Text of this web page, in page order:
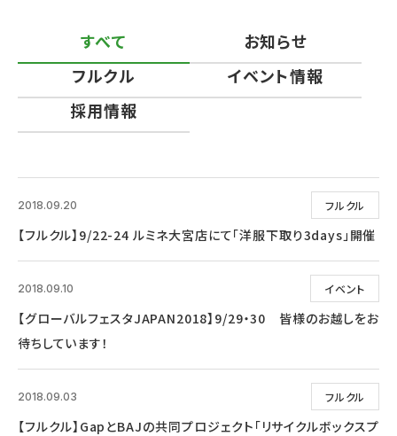
すべて
お知らせ
フルクル
イベント情報
採用情報
フルクル
2018.09.20
【フルクル】9/22-24 ルミネ大宮店にて「洋服下取り3days」開催
イベント
2018.09.10
【グローバルフェスタJAPAN2018】9/29・30 皆様のお越しをお
待ちしています！
フルクル
2018.09.03
【フルクル】GapとBAJの共同プロジェクト「リサイクルボックスプ